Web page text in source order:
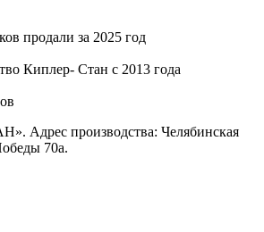
продали за 2025 год
Киплер- Стан с 2013 года
производства: Челябинская
70а.